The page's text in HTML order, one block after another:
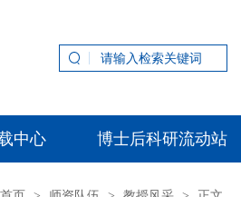
中心 博士后科研流动站